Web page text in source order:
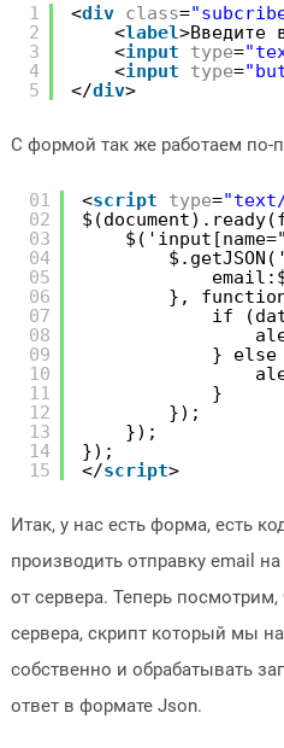
1
2
3
4
5
<div class=
<label>Введите
<input type=
<input type=
</div>
С формой так же работаем по-
01
02
03
04
05
06
07
08
09
10
11
12
13
14
15
<script type=
},
if
} else
}
});
});
});
</script>
Итак, у нас есть форма, есть
производить отправку email
от сервера. Теперь посмотрим,
сервера, скрипт который мы
собственно и обрабатывать
ответ в формате Json.